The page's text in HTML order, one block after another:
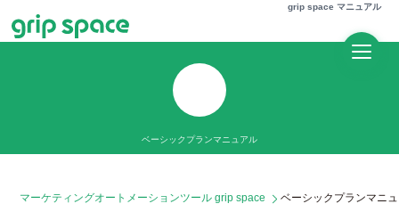
grip space マニュアル
ベーシックプランマニュアル
マーケティングオートメーションツール grip space ベーシックプランマニ